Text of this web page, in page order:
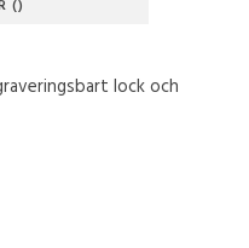
()
lock och